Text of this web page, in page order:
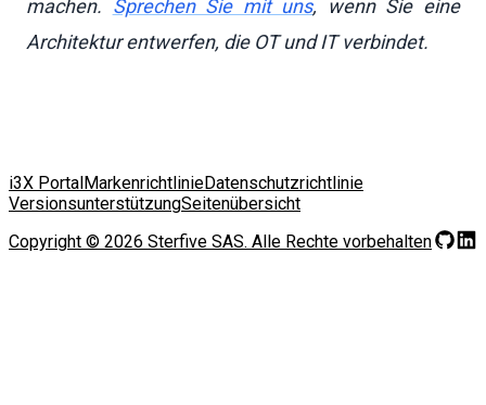
machen. Sprechen Sie mit uns, wenn Sie eine
Architektur entwerfen, die OT und IT verbindet.
i3X PortalMarkenrichtlinieDatenschutzrichtlinie
VersionsunterstützungSeitenübersicht
Copyright © 2026 Sterfive SAS. Alle Rechte vorbehalten